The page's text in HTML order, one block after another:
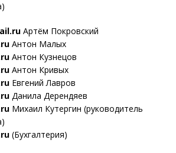
Артём Покровский
Антон Малых
Антон Кузнецов
Антон Кривых
Евгений Лавров
Данила Дерендяев
Михаил Кутергин (руководитель
(Бухгалтерия)